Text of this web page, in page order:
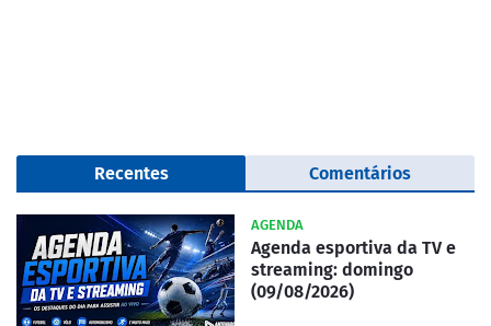
Recentes Comentários
AGENDA
Agenda esportiva da TV e
streaming: domingo
(09/08/2026)